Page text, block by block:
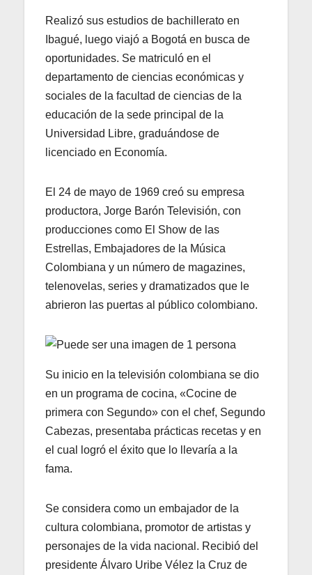
Realizó sus estudios de bachillerato en
Ibagué, luego viajó a Bogotá en busca de
oportunidades. Se matriculó en el
departamento de ciencias económicas y
sociales de la facultad de ciencias de la
educación de la sede principal de la
Universidad Libre, graduándose de
licenciado en Economía.
El 24 de mayo de 1969 creó su empresa
productora, Jorge Barón Televisión, con
producciones como El Show de las
Estrellas, Embajadores de la Música
Colombiana y un número de magazines,
telenovelas, series y dramatizados que le
abrieron las puertas al público colombiano.
Su inicio en la televisión colombiana se dio
en un programa de cocina, «Cocine de
primera con Segundo» con el chef, Segundo
Cabezas, presentaba prácticas recetas y en
el cual logró el éxito que lo llevaría a la
fama.
Se considera como un embajador de la
cultura colombiana, promotor de artistas y
personajes de la vida nacional. Recibió del
presidente Álvaro Uribe Vélez la Cruz de